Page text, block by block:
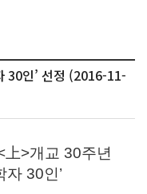
30인’ 선정 (2016-11-
>개교 30주년
자 30인’